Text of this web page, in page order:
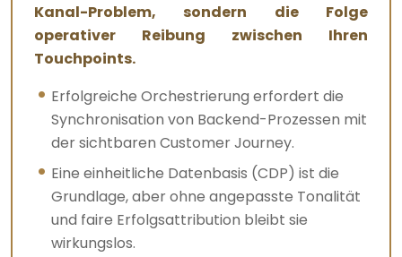
Kanal-Problem, sondern die Folge
operativer Reibung zwischen Ihren
Touchpoints.
Erfolgreiche Orchestrierung erfordert die
Synchronisation von Backend-Prozessen mit
der sichtbaren Customer Journey.
Eine einheitliche Datenbasis (CDP) ist die
Grundlage, aber ohne angepasste Tonalität
und faire Erfolgsattribution bleibt sie
wirkungslos.